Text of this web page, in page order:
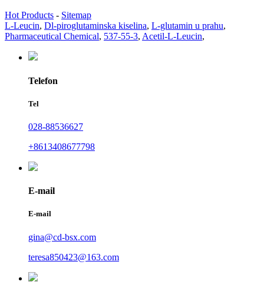
Hot Products - Sitemap
L-Leucin, Dl-piroglutaminska kiselina, L-glutamin u prahu,
Pharmaceutical Chemical, 537-55-3, Acetil-L-Leucin,
Telefon
Tel
028-88536627
+8613408677798
E-mail
E-mail
gina@cd-bsx.com
teresa850423@163.com